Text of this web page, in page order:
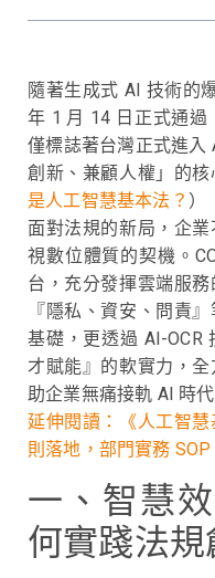
隨著生成式 AI 技術的
年 1 月 14 日正式通
僅標誌著台灣正式進入
創新、兼顧人權」的
是人工智慧基本法？ ）
面對法規的新局，企
視數位體質的契機。
台，充分發揮雲端服
『隱私、資安、問責
基礎，更透過 AI-OCR
才賦能』的軟實力，
助企業無痛接軌 AI 時代
延伸閱讀：《人工智
則落地，部門實務
一、智慧
何實踐法